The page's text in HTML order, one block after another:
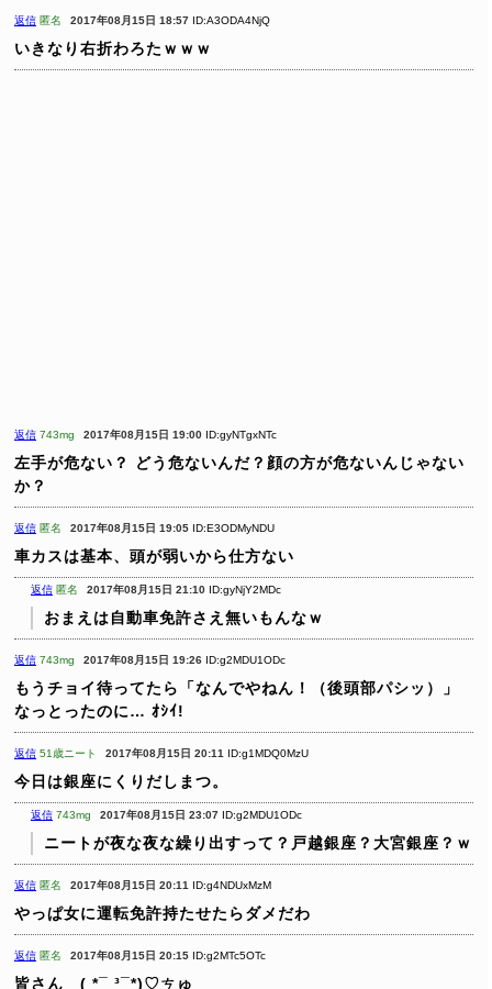
返信 匿名 2017年08月15日 18:57 ID:A3ODA4NjQ
いきなり右折わろたｗｗｗ
返信 743mg 2017年08月15日 19:00 ID:gyNTgxNTc
左手が危ない？ どう危ないんだ？顔の方が危ないんじゃない
か？
返信 匿名 2017年08月15日 19:05 ID:E3ODMyNDU
車カスは基本、頭が弱いから仕方ない
返信 匿名 2017年08月15日 21:10 ID:gyNjY2MDc
おまえは自動車免許さえ無いもんなｗ
返信 743mg 2017年08月15日 19:26 ID:g2MDU1ODc
もうチョイ待ってたら「なんでやねん！（後頭部パシッ）」
なっとったのに… ｵｼｲ!
返信 51歳ニート 2017年08月15日 20:11 ID:g1MDQ0MzU
今日は銀座にくりだしまつ。
返信 743mg 2017年08月15日 23:07 ID:g2MDU1ODc
ニートが夜な夜な繰り出すって？戸越銀座？大宮銀座？ｗ
返信 匿名 2017年08月15日 20:11 ID:g4NDUxMzM
やっぱ女に運転免許持たせたらダメだわ
返信 匿名 2017年08月15日 20:15 ID:g2MTc5OTc
皆さん ( *¯ ³¯*)♡ㄘゅ